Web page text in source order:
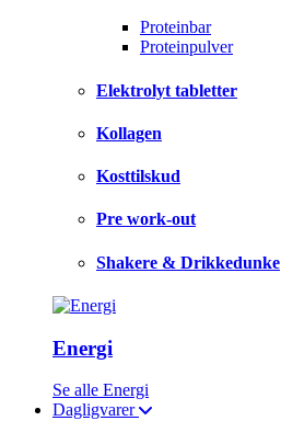
Proteinbar
Proteinpulver
Elektrolyt tabletter
Kollagen
Kosttilskud
Pre work-out
Shakere & Drikkedunke
Energi
Se alle Energi
Dagligvarer